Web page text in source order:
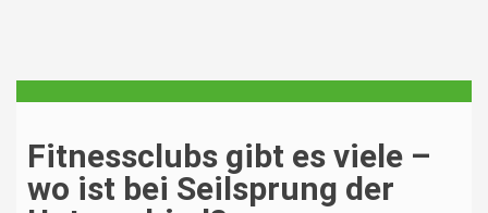
Fitnessclubs gibt es viele –
wo ist bei Seilsprung der